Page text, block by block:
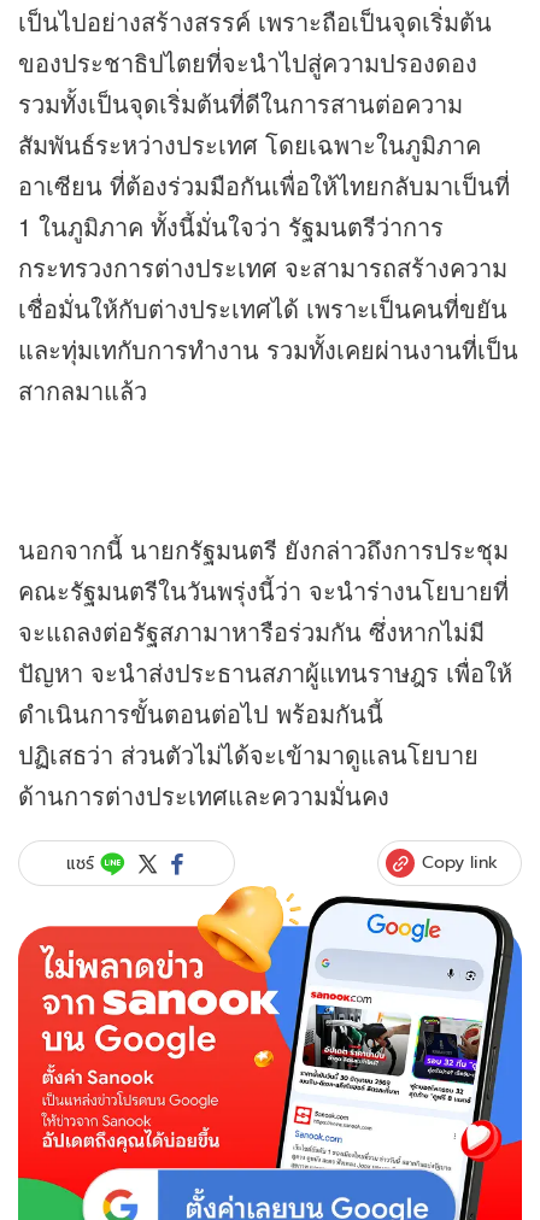
เป็นไปอย่างสร้างสรรค์ เพราะถือเป็นจุดเริ่มต้น
ของประชาธิปไตยที่จะนำไปสู่ความปรองดอง
รวมทั้งเป็นจุดเริ่มต้นที่ดีในการสานต่อความ
สัมพันธ์ระหว่างประเทศ โดยเฉพาะในภูมิภาค
อาเซียน ที่ต้องร่วมมือกันเพื่อให้ไทยกลับมาเป็นที่
1 ในภูมิภาค ทั้งนี้มั่นใจว่า รัฐมนตรีว่าการ
กระทรวงการต่างประเทศ จะสามารถสร้างความ
เชื่อมั่นให้กับต่างประเทศได้ เพราะเป็นคนที่ขยัน
และทุ่มเทกับการทำงาน รวมทั้งเคยผ่านงานที่เป็น
สากลมาแล้ว
นอกจากนี้ นายกรัฐมนตรี ยังกล่าวถึงการประชุม
คณะรัฐมนตรีในวันพรุ่งนี้ว่า จะนำร่างนโยบายที่
จะแถลงต่อรัฐสภามาหารือร่วมกัน ซึ่งหากไม่มี
ปัญหา จะนำส่งประธานสภาผู้แทนราษฎร เพื่อให้
ดำเนินการขั้นตอนต่อไป พร้อมกันนี้
ปฏิเสธว่า ส่วนตัวไม่ได้จะเข้ามาดูแลนโยบาย
ด้านการต่างประเทศและความมั่นคง
แชร์ Copy link